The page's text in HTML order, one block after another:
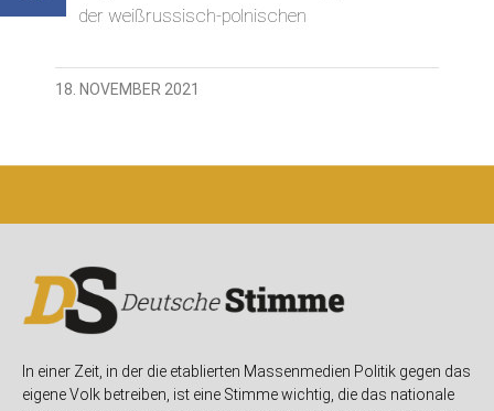
an der weißrussisch-polnischen
18. NOVEMBER 2021
In einer Zeit, in der die etablierten Massenmedien Politik gegen das
eigene Volk betreiben, ist eine Stimme wichtig, die das nationale